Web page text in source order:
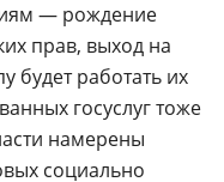
— рождение
прав, выход на
будет работать их
госуслуг тоже
намерены
социально